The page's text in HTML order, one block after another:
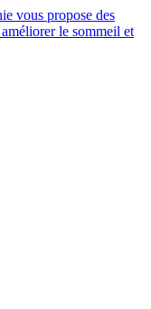
vous propose des
le sommeil et